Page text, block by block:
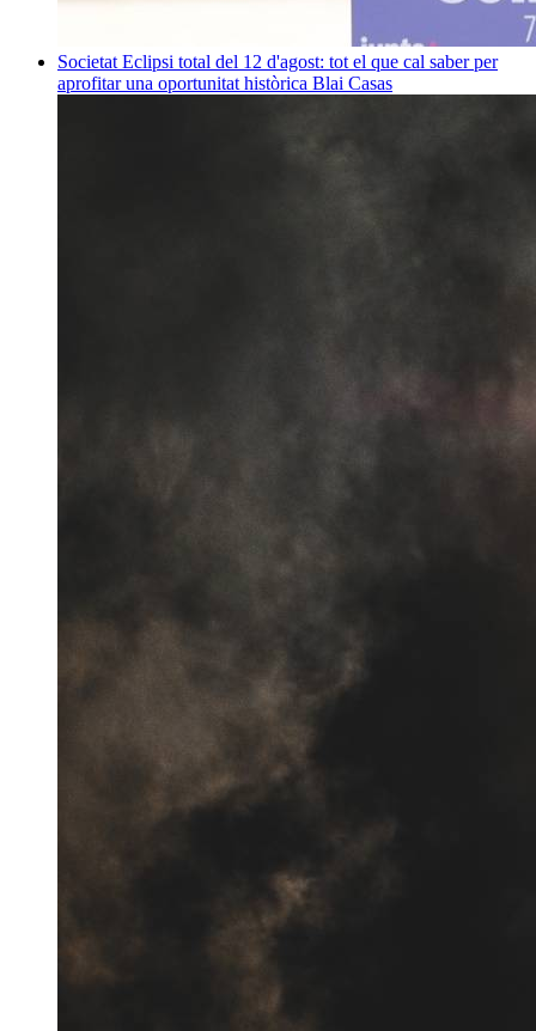
Societat Eclipsi total del 12 d'agost: tot el que cal saber per
aprofitar una oportunitat històrica Blai Casas